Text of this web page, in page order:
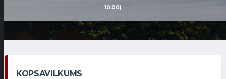
10:00)
KOPSAVILKUMS